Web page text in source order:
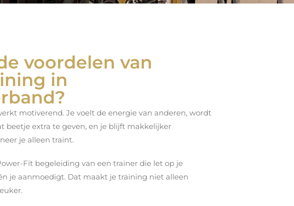
voordelen van
in
motiverend. Je voelt de energie van anderen, wordt
beetje extra te geven, en je blijft makkelijker
je alleen traint.
Fit begeleiding van een trainer die let op je
je aanmoedigt. Dat maakt je training niet alleen